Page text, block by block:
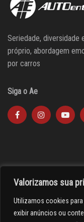
Valorizamos sua
Utilizamos cookies
exibir anúncios ou
Seriedade, diversidade
próprio, abordagem
por carros
Siga o Ae
><(((º> 17